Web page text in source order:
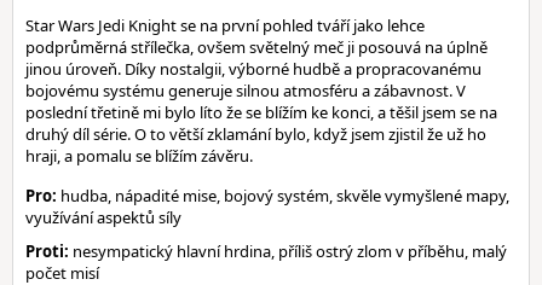
Star Wars Jedi Knight se na první pohled tváří jako lehce
podprůměrná střílečka, ovšem světelný meč ji posouvá na úplně
jinou úroveň. Díky nostalgii, výborné hudbě a propracovanému
bojovému systému generuje silnou atmosféru a zábavnost. V
poslední třetině mi bylo líto že se blížím ke konci, a těšil jsem se na
druhý díl série. O to větší zklamání bylo, když jsem zjistil že už ho
hraji, a pomalu se blížím závěru.
Pro: hudba, nápadité mise, bojový systém, skvěle vymyšlené mapy,
využívání aspektů síly
Proti: nesympatický hlavní hrdina, příliš ostrý zlom v příběhu, malý
počet misí